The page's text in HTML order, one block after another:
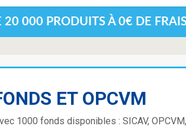
20 000 PRODUITS À 0€ DE
ET OPCVM
1000 fonds disponibles : SICAV,